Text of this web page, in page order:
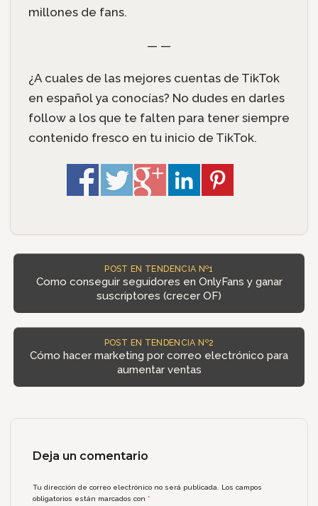
millones de fans.
— —
¿A cuales de las mejores cuentas de TikTok
en español ya conocías? No dudes en darles
follow a los que te falten para tener siempre
contenido fresco en tu inicio de TikTok.
POST EN TENDENCIA Nº1
Como conseguir seguidores en OnlyFans y ganar
suscriptores (crecer OF)
POST EN TENDENCIA Nº2
Cómo hacer marketing por correo electrónico para
aumentar ventas
Deja un comentario
Tu dirección de correo electrónico no será publicada.
Los campos
obligatorios están marcados con*